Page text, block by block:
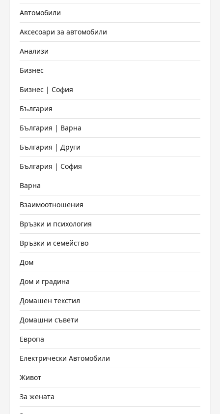
Автомобили
Аксесоари за автомобили
Анализи
Бизнес
Бизнес | София
България
България | Варна
България | Други
България | София
Варна
Взаимоотношения
Връзки и психология
Връзки и семейство
Дом
Дом и градина
Домашен текстил
Домашни съвети
Европа
Електрически Автомобили
Живот
За жената